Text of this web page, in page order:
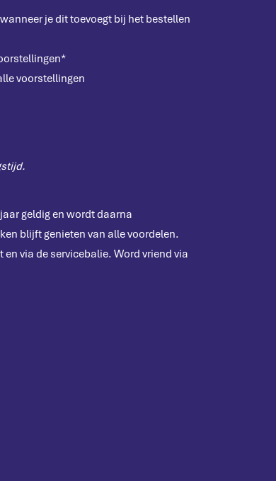
je dit toevoegt bij het bestellen
voorstellingen
geldig en wordt daarna
blijft genieten van alle voordelen.
via de servicebalie. Word vriend via